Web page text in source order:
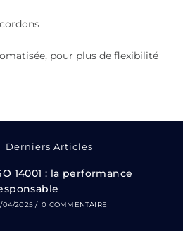
pour plus de flexibilité
Derniers Articles
14001 : la performance
04/2025 / 0 COMMENTAIRE